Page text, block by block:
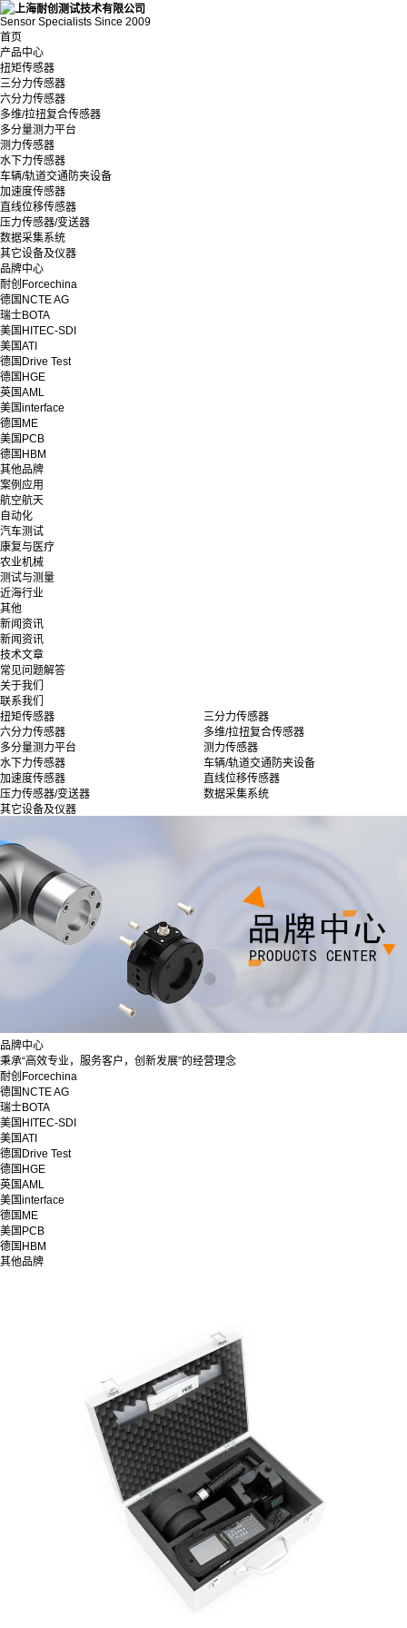
Sensor Specialists Since 2009
首页
产品中心
扭矩传感器
三分力传感器
六分力传感器
多维/拉扭复合传感器
多分量测力平台
测力传感器
水下力传感器
车辆/轨道交通防夹设备
加速度传感器
直线位移传感器
压力传感器/变送器
数据采集系统
其它设备及仪器
品牌中心
耐创Forcechina
德国NCTE AG
瑞士BOTA
美国HITEC-SDI
美国ATI
德国Drive Test
德国HGE
英国AML
美国interface
德国ME
美国PCB
德国HBM
其他品牌
案例应用
航空航天
自动化
汽车测试
康复与医疗
农业机械
测试与测量
近海行业
其他
新闻资讯
新闻资讯
技术文章
常见问题解答
关于我们
联系我们
扭矩传感器
三分力传感器
六分力传感器
多维/拉扭复合传感器
多分量测力平台
测力传感器
水下力传感器
车辆/轨道交通防夹设备
加速度传感器
直线位移传感器
压力传感器/变送器
数据采集系统
其它设备及仪器
品牌中心
秉承“高效专业，服务客户，创新发展”的经营理念
耐创Forcechina
德国NCTE AG
瑞士BOTA
美国HITEC-SDI
美国ATI
德国Drive Test
德国HGE
英国AML
美国interface
德国ME
美国PCB
德国HBM
其他品牌